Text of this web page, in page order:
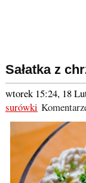
Sałatka z
wtorek 15:24, 18
surówki